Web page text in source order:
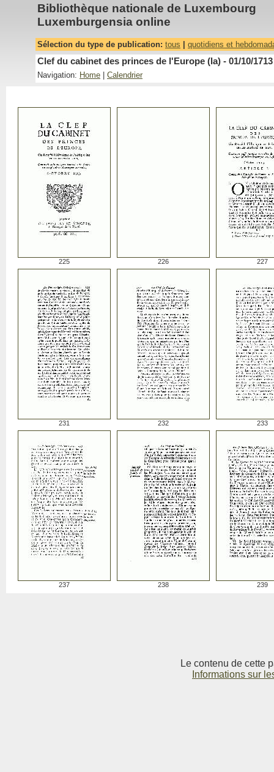
Bibliothèque nationale de Luxembourg
Luxemburgensia online
Sélection du type de publication: tous quotidiens et
Clef du cabinet des princes de l'Europe (la) - 01/10/1713
Navigation: Home Calendrier
225 226 227
231 232 233
237 238 239
Le contenu de cette
Informations sur